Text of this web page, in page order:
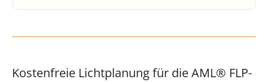
Kostenfreie Lichtplanung für die AML® FLP-